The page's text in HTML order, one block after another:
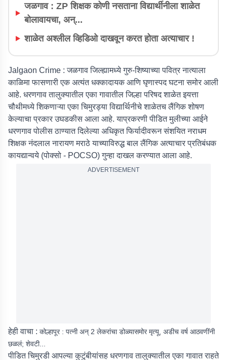
जळगाव : ZP शिक्षक कोणी नसताना विद्यार्थीनीला शाळेत
बोलावायचा, अन्...
शाळेत अश्लील व्हिडिओ दाखवून करत होता अत्याचार !
Jalgaon Crime :जळगाव जिल्ह्यामध्ये गुरु-शिष्याच्या पवित्र नात्याला
काळिमा फासणारी एक अत्यंत धक्कादायक आणि घृणास्पद घटना समोर आली
आहे. धरणगाव तालुक्यातील एका गावातील जिल्हा परिषद शाळेत इयत्ता
चौथीमध्ये शिकणाऱ्या एका चिमुरड्या विद्यार्थिनीचे शाळेतच लैंगिक शोषण
केल्याचा प्रकार उघडकीस आला आहे. याप्रकरणी पीडित मुलीच्या आईने
धरणगाव पोलीस ठाण्यात दिलेल्या अधिकृत फिर्यादीवरून संशयित नराधम
शिक्षक नंदलाल नारायण मराठे याच्याविरुद्ध बाल लैंगिक अत्याचार प्रतिबंधक
कायद्यान्वये (पोक्सो - POCSO) गुन्हा दाखल करण्यात आला आहे.
ADVERTISEMENT
हेही वाचा : कोल्हापूर : पत्नी अन् 2 लेकरांचा डोळ्यासमोर मृत्यू, अडीच वर्ष आठवणींनी
छळलं; शेवटी...
पीडित चिमुरडी आपल्या कुटुंबीयांसह धरणगाव तालुक्यातील एका गावात राहते